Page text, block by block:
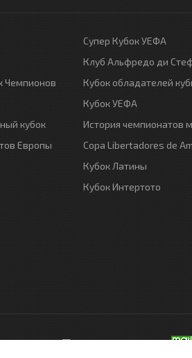
Чемпионов
кубок
Европы
Супер Кубок УЕФА
Клуб Альфредо ди
Кубок обладателей
Кубок УЕФА
История чемпионатов
Copa Libertadores de
Кубок Латины
Кубок Интертото